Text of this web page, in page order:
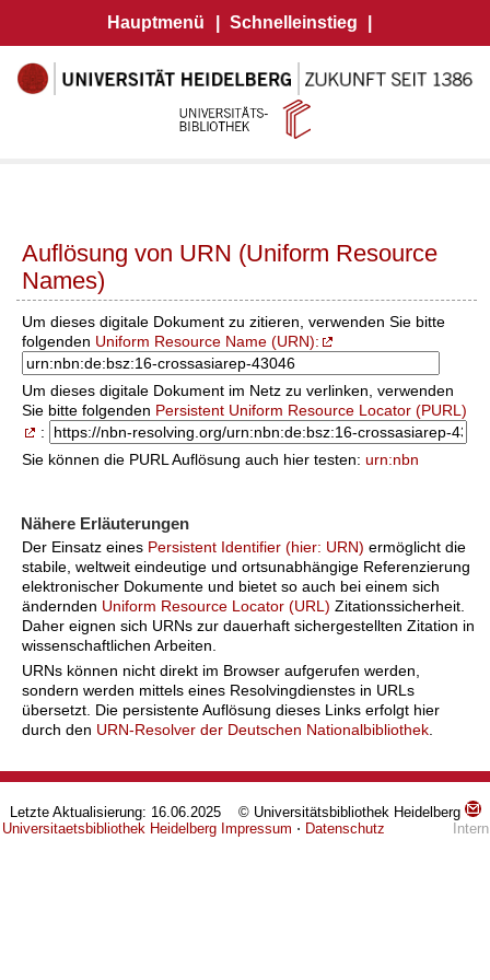
Hauptmenü Schnelleinstieg
Auflösung von URN (Uniform Resource
Names)
Um dieses digitale Dokument zu zitieren, verwenden Sie bitte
folgenden Uniform Resource Name (URN):
Um dieses digitale Dokument im Netz zu verlinken, verwenden
Sie bitte folgenden Persistent Uniform Resource Locator (PURL)
:
Sie können die PURL Auflösung auch hier testen: urn:nbn
Nähere Erläuterungen
Der Einsatz eines Persistent Identifier (hier: URN) ermöglicht die
stabile, weltweit eindeutige und ortsunabhängige Referenzierung
elektronischer Dokumente und bietet so auch bei einem sich
ändernden Uniform Resource Locator (URL) Zitationssicherheit.
Daher eignen sich URNs zur dauerhaft sichergestellten Zitation in
wissenschaftlichen Arbeiten.
URNs können nicht direkt im Browser aufgerufen werden,
sondern werden mittels eines Resolvingdienstes in URLs
übersetzt. Die persistente Auflösung dieses Links erfolgt hier
durch den URN-Resolver der Deutschen Nationalbibliothek
Letzte Aktualisierung: 16.06.2025 © Universitätsbibliothek Heidelberg
Universitaetsbibliothek Heidelberg Impressum ⋅ Datenschutz Intern